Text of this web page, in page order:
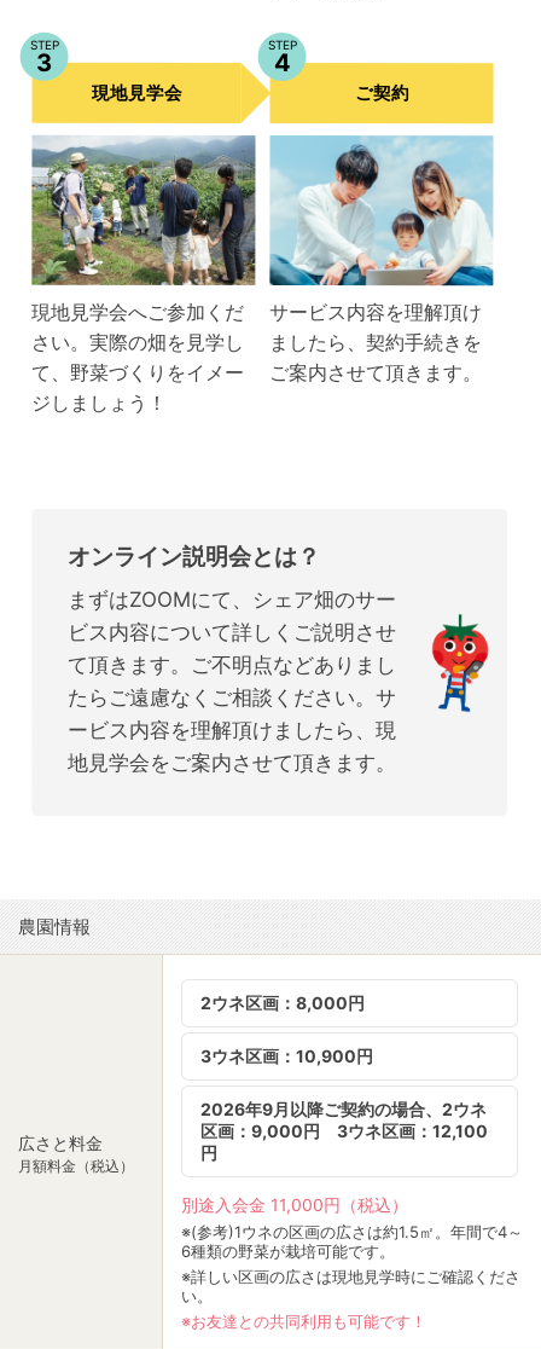
STEP
3
現地見学会
現地見学会へご参加くだ
さい。実際の畑を見学し
て、野菜づくりをイメー
ジしましょう！
STEP
4
ご契約
サービス内容を理解頂け
ましたら、契約手続きを
ご案内させて頂きます。
オンライン説明会とは？
まずはZOOMにて、シェア畑のサー
ビス内容について詳しくご説明させ
て頂きます。ご不明点などありまし
たらご遠慮なくご相談ください。サ
ービス内容を理解頂けましたら、現
地見学会をご案内させて頂きます。
農園情報
広さと料金
月額料金（税込）
2ウネ区画：8,000円
3ウネ区画：10,900円
2026年9月以降ご契約の場合、2ウネ
区画：9,000円 3ウネ区画：12,100
円
別途入会金 11,000円（税込）
※(参考)1ウネの区画の広さは約1.5㎡。年間で4～
6種類の野菜が栽培可能です。
※詳しい区画の広さは現地見学時にご確認くださ
い。
※お友達との共同利用も可能です！